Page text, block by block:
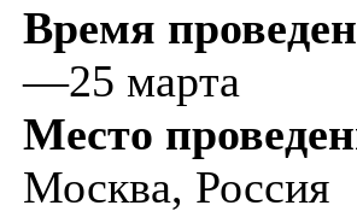
Время
—25 марта
Место
Москва, Россия